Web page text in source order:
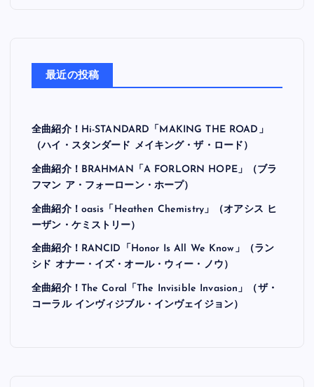
最近の投稿
全曲紹介！Hi-STANDARD「MAKING THE ROAD」
（ハイ・スタンダード メイキング・ザ・ロード）
全曲紹介！BRAHMAN「A FORLORN HOPE」（ブラ
フマン ア・フォーローン・ホープ）
全曲紹介！oasis「Heathen Chemistry」（オアシス ヒ
ーザン・ケミストリー）
全曲紹介！RANCID「Honor Is All We Know」（ラン
シド オナー・イズ・オール・ウィー・ノウ）
全曲紹介！The Coral「The Invisible Invasion」（ザ・
コーラル インヴィジブル・インヴェイジョン）